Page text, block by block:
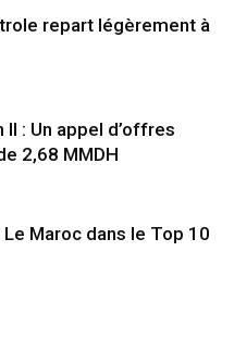
repart légèrement à
II : Un appel d’offres
2,68 MMDH
Maroc dans le Top 10